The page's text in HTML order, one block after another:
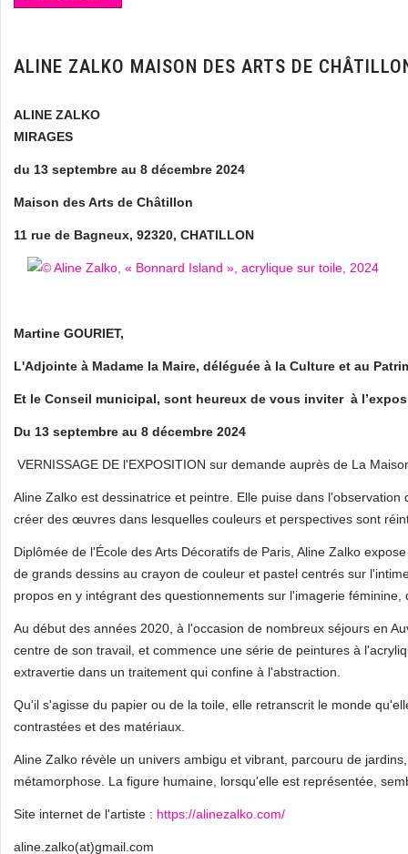
ALINE ZALKO MAISON DES ARTS DE
ALINE ZALKO
MIRAGES
du 13 septembre au 8 décembre 2024
Maison des Arts de Châtillon
11 rue de Bagneux, 92320, CHATILLON
Martine GOURIET,
L'Adjointe à Madame la Maire, déléguée à la Culture et au
Et le Conseil municipal, sont heureux de vous inviter à
Du 13 septembre au 8 décembre 2024
VERNISSAGE DE l'EXPOSITION sur demande auprès de La
Aline Zalko est dessinatrice et peintre. Elle puise dans
créer des œuvres dans lesquelles couleurs et perspectives sont
Diplômée de l'École des Arts Décoratifs de Paris, Aline Zalko
de grands dessins au crayon de couleur et pastel centrés sur
propos en y intégrant des questionnements sur l'imagerie féminine,
Au début des années 2020, à l'occasion de nombreux séjours en
centre de son travail, et commence une série de peintures à
extravertie dans un traitement qui confine à l'abstraction.
Qu'il s'agisse du papier ou de la toile, elle retranscrit le monde
contrastées et des matériaux.
Aline Zalko révèle un univers ambigu et vibrant, parcouru de
métamorphose. La figure humaine, lorsqu'elle est représentée,
Site internet de l'artiste : https://alinezalko.com/
aline.zalko(at)gmail.com